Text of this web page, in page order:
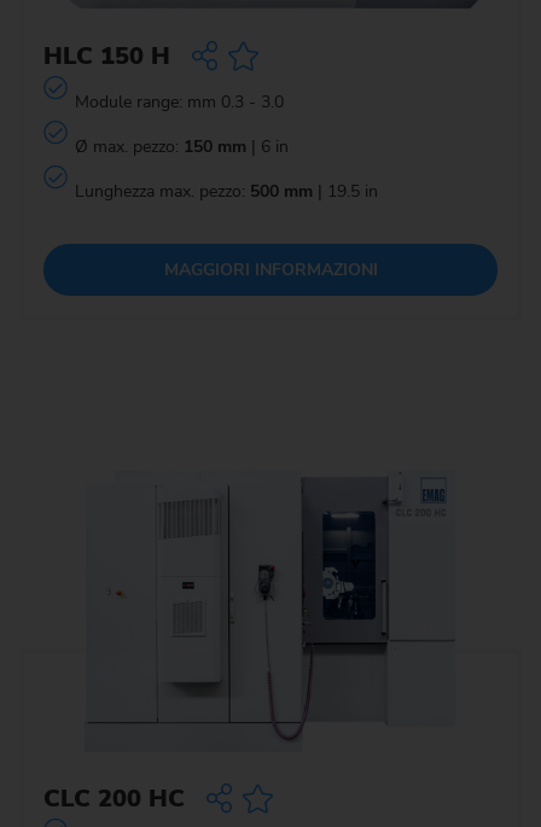
HLC 150 H
Module range: mm 0.3 - 3.0
Ø max. pezzo: 150 mm | 6 in
Lunghezza max. pezzo: 500 mm | 19.5 in
MAGGIORI INFORMAZIONI
CLC 200 HC